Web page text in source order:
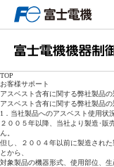
TOP
お客様サポート
アスベスト含有に関する弊社製品
アスベスト含有に関する弊社製品
1．当社製品へのアスベスト使用状
２００５年以降、当社より製造･販
ん。
但し、２００４年以前に製造され
とから、
対象製品の機器形式、使用部位、